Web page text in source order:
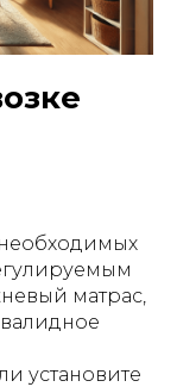
необходимых
матрас,
установите